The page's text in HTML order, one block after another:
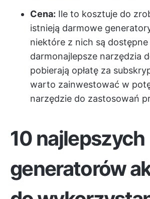
Cena: Ile to kosztuje do
istnieją darmowe
niektóre z nich są dostępne
darmonajlepsze narzędzia
pobierają opłatę za
warto zainwestować w
narzędzie do zastosowań
10 najlepszych
generatorów